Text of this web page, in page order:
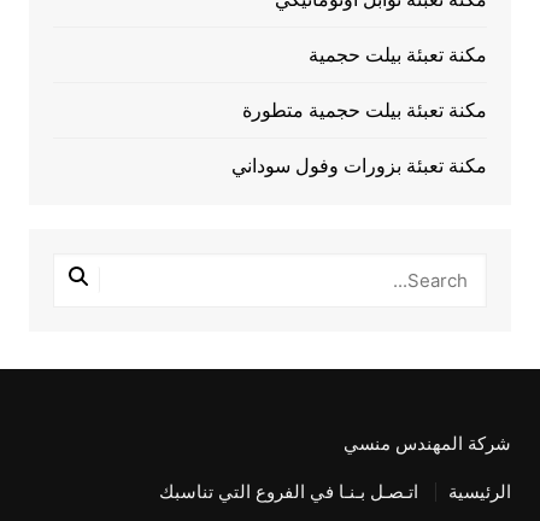
مكنة تعبئة بيلت حجمية
مكنة تعبئة بيلت حجمية متطورة
مكنة تعبئة بزورات وفول سوداني
شركة المهندس منسي
الرئيسية اتـصـل بـنـا في الفروع التي تناسبك